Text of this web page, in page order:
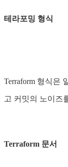
테라포밍 형식
Terraform 형식은
고 커밋의 노이즈
Terraform 문서